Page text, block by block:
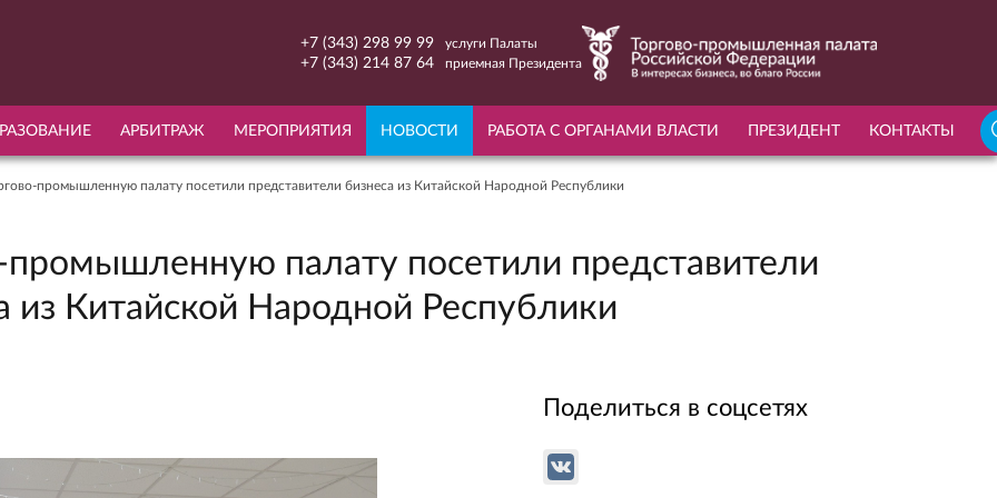
+7 (343) 298 99 99 услуги Палаты
+7 (343) 214 87 64 приемная Президента
АРБИТРАЖ МЕРОПРИЯТИЯ НОВОСТИ РАБОТА С ОРГАНАМИ ВЛАСТИ ПРЕЗИДЕНТ КОНТАКТЫ
промышленную палату посетили представители бизнеса из Китайской Народной Республики
промышленную палату посетили представители
из Китайской Народной Республики
Поделиться в соцсетях